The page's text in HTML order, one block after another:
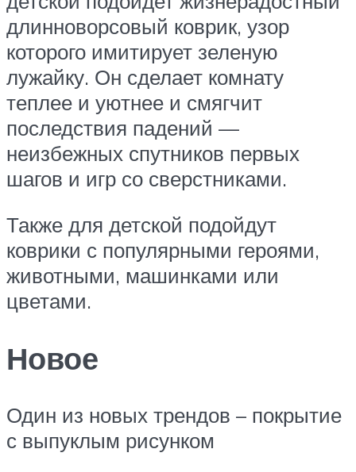
длинноворсовый коврик, узор
которого имитирует зеленую
лужайку. Он сделает комнату
теплее и уютнее и смягчит
последствия падений —
неизбежных спутников первых
шагов и игр со сверстниками.
Также для детской подойдут
коврики с популярными героями,
животными, машинками или
цветами.
Новое
Один из новых трендов – покрытие
с выпуклым рисунком